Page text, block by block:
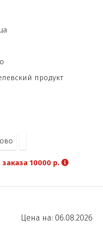
продукт
10000 р.
Цена на: 06.08.2026